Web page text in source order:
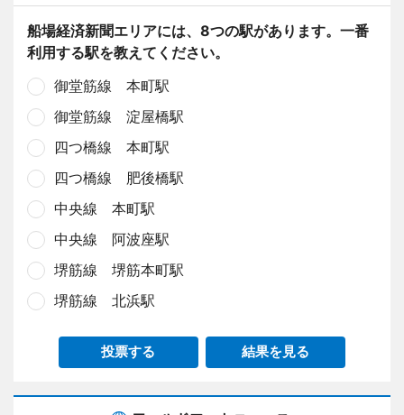
船場経済新聞エリアには、8つの駅があります。一番
利用する駅を教えてください。
御堂筋線 本町駅
御堂筋線 淀屋橋駅
四つ橋線 本町駅
四つ橋線 肥後橋駅
中央線 本町駅
中央線 阿波座駅
堺筋線 堺筋本町駅
堺筋線 北浜駅
投票する 結果を見る